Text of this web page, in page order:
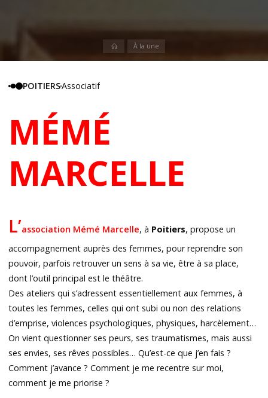
AccueilÀ la une
POITIERSAssociatif
MÉMÉ
MARCELLE
L’association Mémé Marcelle, à Poitiers, propose un
accompagnement auprès des femmes, pour reprendre son
pouvoir, parfois retrouver un sens à sa vie, être à sa place,
dont l’outil principal est le théâtre.
Des ateliers qui s’adressent essentiellement aux femmes, à
toutes les femmes, celles qui ont subi ou non des relations
d’emprise, violences psychologiques, physiques, harcèlement…
On vient questionner ses peurs, ses traumatismes, mais aussi
ses envies, ses rêves possibles… Qu’est-ce que j’en fais ?
Comment j’avance ? Comment je me recentre sur moi,
comment je me priorise ?